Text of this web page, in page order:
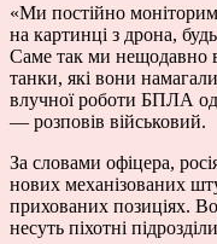
«Ми постійно
на картинці з дрона,
Саме так ми нещодавно
танки, які вони
влучної роботи БПЛА
— розповів військовий.
За словами офіцера,
нових механізованих
прихованих позиціях.
несуть піхотні